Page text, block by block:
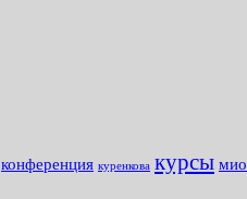
конференция куренкова курсы мио